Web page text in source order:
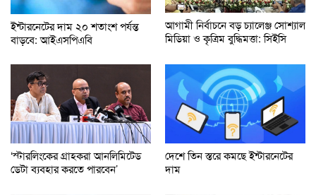
ইন্টারনেটের দাম ২০ শতাংশ পর্যন্ত
বাড়বে: আইএসপিএবি
আগামী নির্বাচনে বড় চ্যালেঞ্জ সোশ্যাল
মিডিয়া ও কৃত্রিম বুদ্ধিমত্তা: সিইসি
‘স্টারলিংকের গ্রাহকরা আনলিমিটেড
ডেটা ব্যবহার করতে পারবেন’
দেশে তিন স্তরে কমছে ইন্টারনেটের
দাম